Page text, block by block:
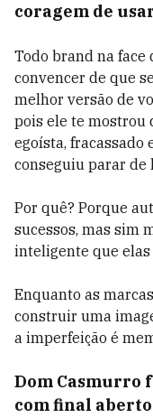
coragem de
Todo brand na face
convencer de que
melhor versão de
pois ele te mostrou
egoísta, fracassado
conseguiu parar de
Por quê? Porque
sucessos, mas sim
inteligente que elas
Enquanto as
construir uma
a imperfeição é
Dom
com final aberto